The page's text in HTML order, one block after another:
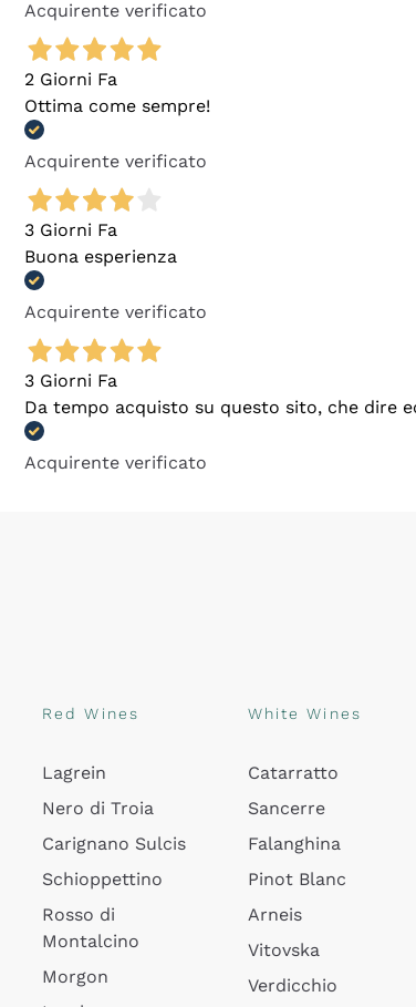
Acquirente verificato
2 Giorni Fa
Ottima come sempre!
Acquirente verificato
3 Giorni Fa
Buona esperienza
Acquirente verificato
3 Giorni Fa
Da tempo acquisto su questo sito, che dire
Acquirente verificato
Red Wines
Lagrein
Nero di Troia
Carignano Sulcis
Schioppettino
Rosso di
Montalcino
Morgon
White Wines
Catarratto
Sancerre
Falanghina
Pinot Blanc
Arneis
Vitovska
Verdicchio